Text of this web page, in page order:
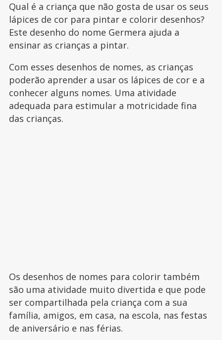
Qual é a criança que não gosta de usar os seus
lápices de cor para pintar e colorir desenhos?
Este desenho do nome Germera ajuda a
ensinar as crianças a pintar.
Com esses desenhos de nomes, as crianças
poderão aprender a usar os lápices de cor e a
conhecer alguns nomes. Uma atividade
adequada para estimular a motricidade fina
das crianças.
Os desenhos de nomes para colorir também
são uma atividade muito divertida e que pode
ser compartilhada pela criança com a sua
família, amigos, em casa, na escola, nas festas
de aniversário e nas férias.